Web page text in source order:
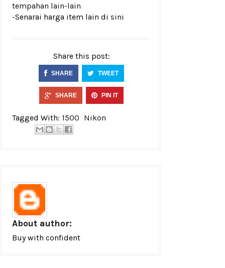
tempahan lain-lain
-Senarai harga item lain di sini
Share this post:
SHARE TWEET
SHARE PIN IT
Tagged With: 1500 Nikon
About author:
Buy with confident